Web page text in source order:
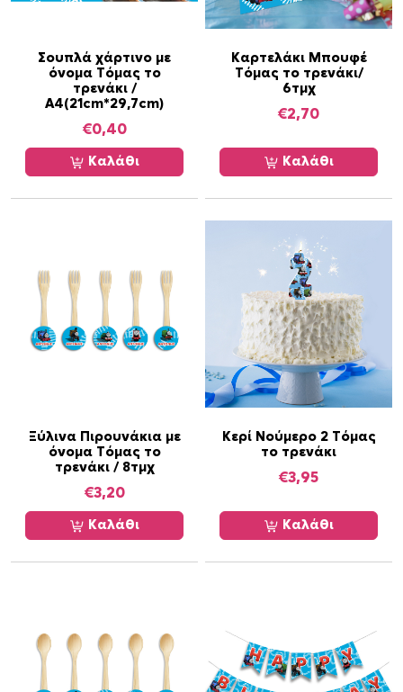
Σουπλά χάρτινο με
όνομα Τόμας το
τρενάκι /
Α4(21cm*29,7cm)
€0,40
Καλάθι
Καρτελάκι Μπουφέ
Τόμας το τρενάκι/
6τμχ
€2,70
Καλάθι
Ξύλινα Πιρουνάκια με
όνομα Τόμας το
τρενάκι / 8τμχ
€3,20
Καλάθι
Κερί Νούμερο 2 Τόμας
το τρενάκι
€3,95
Καλάθι